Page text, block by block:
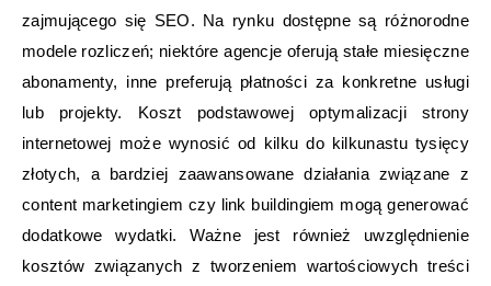
zajmującego się SEO. Na rynku dostępne są różnorodne
modele rozliczeń; niektóre agencje oferują stałe miesięczne
abonamenty, inne preferują płatności za konkretne usługi
lub projekty. Koszt podstawowej optymalizacji strony
internetowej może wynosić od kilku do kilkunastu tysięcy
złotych, a bardziej zaawansowane działania związane z
content marketingiem czy link buildingiem mogą generować
dodatkowe wydatki. Ważne jest również uwzględnienie
kosztów związanych z tworzeniem wartościowych treści